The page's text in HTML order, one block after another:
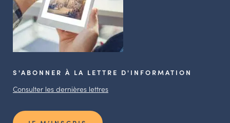
S'ABONNER À LA LETTRE D'INFORMATION
Consulter les dernières lettres